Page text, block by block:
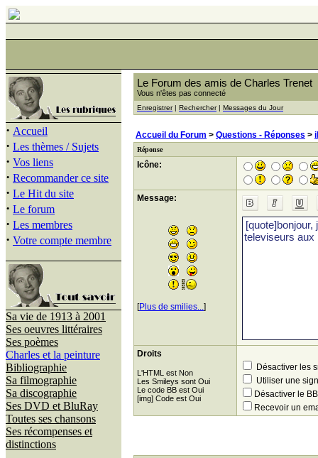
· Accueil
· Les thèmes / Sujets
· Vos liens
· Recommander ce site
· Le Hit du site
· Le forum
· Les membres
· Votre compte membre
Sa vie de 1913 à 2001
Ses oeuvres littéraires
Ses poèmes
Charles et la peinture
Bibliographie
Sa filmographie
Sa discographie
Ses DVD et BluRay
Toutes ses chansons
Ses récompenses et
distinctions
Le Forum des amis de Charles Trenet
Vous n'êtes pas connecté
Enregistrer| Rechercher| Messages du Jour
Accueil du Forum > Questions - Réponses >
Réponse
Icône:
Message:
[Plus de smilies...]
Droits
L'HTML est Non
Les Smileys sont Oui
Le code BB est Oui
[img] Code est Oui
Désactiver les
Utiliser une
Désactiver le
Recevoir un